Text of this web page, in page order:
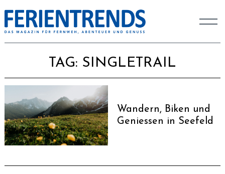
TAG: SINGLETRAIL
Wandern, Biken und
Geniessen in Seefeld